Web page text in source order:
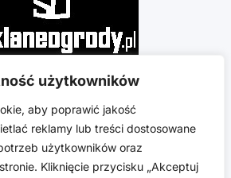
użytkowników
aby poprawić jakość
reklamy lub treści dostosowane
użytkowników oraz
Kliknięcie przycisku „Akceptuj